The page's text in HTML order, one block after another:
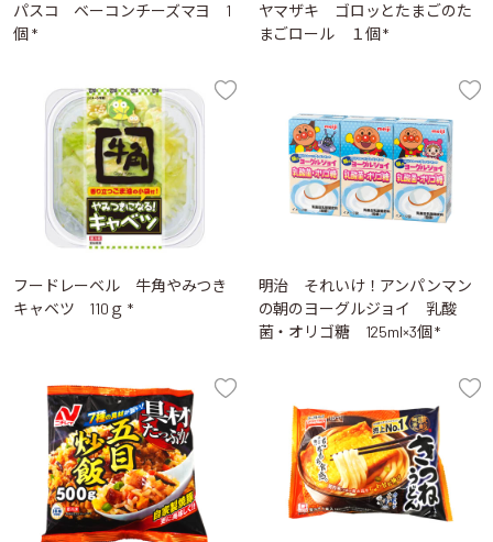
パスコ ベーコンチーズマヨ 1
個 *
ヤマザキ ゴロッとたまごのた
まごロール １個 *
フードレーベル 牛角やみつき
キャベツ 110ｇ *
明治 それいけ！アンパンマン
の朝のヨーグルジョイ 乳酸
菌・オリゴ糖 125ml×3個 *